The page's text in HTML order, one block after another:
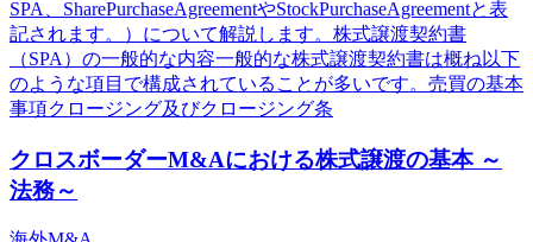
SPA、SharePurchaseAgreementやStockPurchaseAgreementと表
記されます。）について解説します。株式譲渡契約書
（SPA）の一般的な内容一般的な株式譲渡契約書は概ね以下
のような項目で構成されていることが多いです。売買の基本
事項クロージング及びクロージング条
クロスボーダーM&Aにおける株式譲渡の基本 ～
法務～